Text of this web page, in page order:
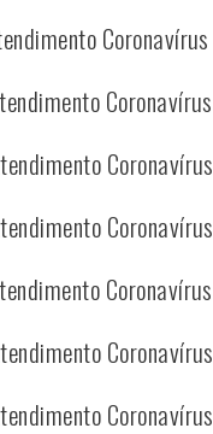
Coronavírus
Coronavírus
Coronavírus
Coronavírus
Coronavírus
Coronavírus
Coronavírus